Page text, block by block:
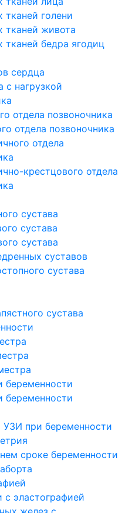
тканей голени
тканей живота
тканей бедра ягодиц
сердца
с нагрузкой
отдела позвоночника
отдела позвоночника
отдела
крестцового отдела
сустава
сустава
сустава
суставов
сустава
сустава
беременности
беременности
УЗИ при беременности
сроке беременности
с эластографией